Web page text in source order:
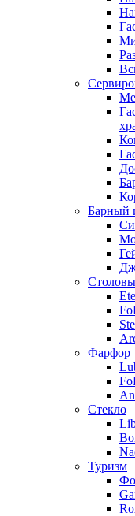
Барный
Фарфор
Стекло
Туризм